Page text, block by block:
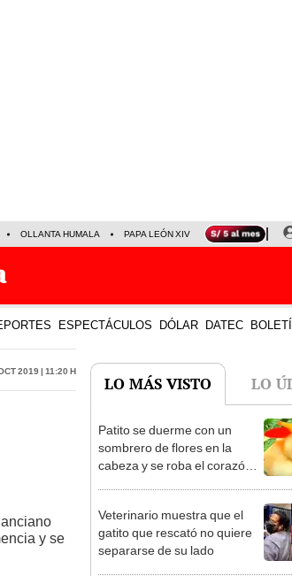
OLLANTA HUMALA PAPA LEÓN XIV NALDY SALDAÑA
ESPECTÁCULOS DÓLAR DATEC
2019 | 11:20 h
y se
LO MÁS VISTO LO
Patito se duerme con un
sombrero de flores en la
cabeza y se roba el corazón
Veterinario muestra que el
gatito que rescató no quiere
separarse de su lado